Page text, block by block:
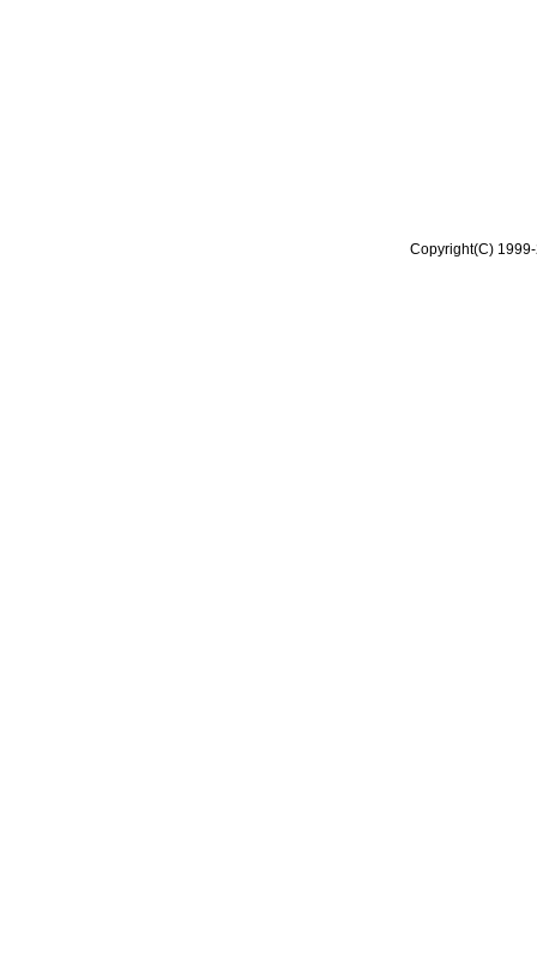
Copyright(C)